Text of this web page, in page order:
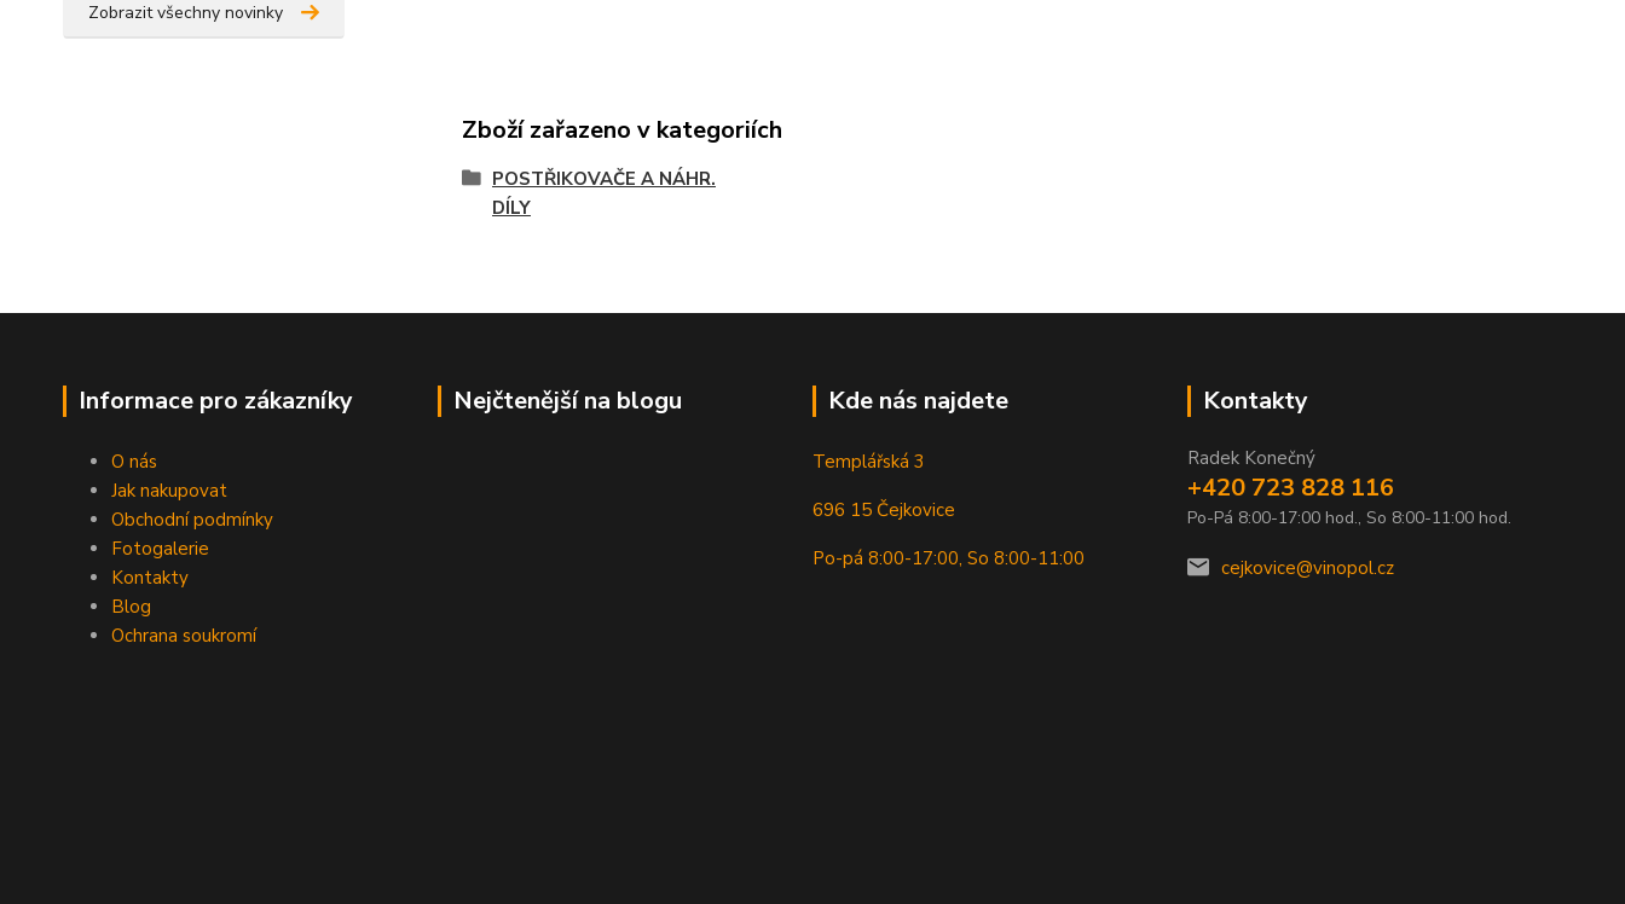
Zobrazit všechny novinky
Zboží zařazeno v kategoriích
POSTŘIKOVAČE A NÁHR.
DÍLY
Informace pro zákazníky
O nás
Jak nakupovat
Obchodní podmínky
Fotogalerie
Kontakty
Blog
Ochrana soukromí
Nejčtenější na blogu Kde nás najdete
Templářská 3
696 15 Čejkovice
Po-pá 8:00-17:00, So 8:00-11:00
Kontakty
Radek Konečný
+420 723 828 116
Po-Pá 8:00-17:00 hod., So 8:00-11:00 hod.
cejkovice@vinopol.cz